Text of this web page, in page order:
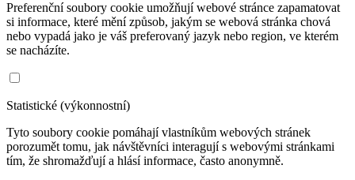
Preferenční soubory cookie umožňují webové stránce zapamatovat
si informace, které mění způsob, jakým se webová stránka chová
nebo vypadá jako je váš preferovaný jazyk nebo region, ve kterém
se nacházíte.
Statistické (výkonnostní)
Tyto soubory cookie pomáhají vlastníkům webových stránek
porozumět tomu, jak návštěvníci interagují s webovými stránkami
tím, že shromažďují a hlásí informace, často anonymně.